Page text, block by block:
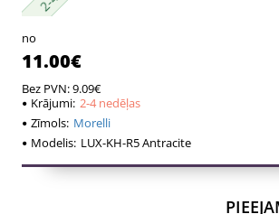
no
11.00€
Bez PVN: 9.09€
Krājumi: 2-4 nedēļas
Zīmols: Morelli
Modelis: LUX-KH-R5 Antracite